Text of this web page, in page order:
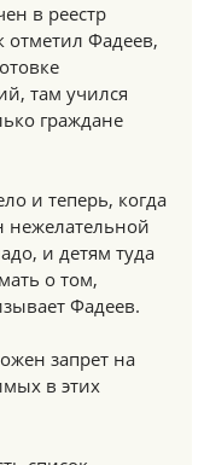
в реестр
отметил Фадеев,
там учился
граждане
и теперь, когда
нежелательной
и детям туда
о том,
Фадеев.
запрет на
в этих